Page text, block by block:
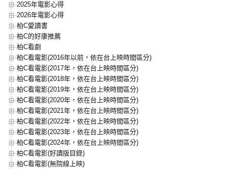
2025年電影心得
2026年電影心得
柏C愛讀書
柏C的好康推薦
柏C看劇
柏C看電影(2016年以前，依在台上映時間區分)
柏C看電影(2017年，依在台上映時間區分)
柏C看電影(2018年，依在台上映時間區分)
柏C看電影(2019年，依在台上映時間區分)
柏C看電影(2020年，依在台上映時間區分)
柏C看電影(2021年，依在台上映時間區分)
柏C看電影(2022年，依在台上映時間區分)
柏C看電影(2023年，依在台上映時間區分)
柏C看電影(2024年，依在台上映時間區分)
柏C看電影(好讀版目錄)
柏C看電影(無院線上映)